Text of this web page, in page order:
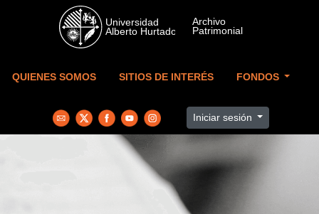
Skip to main content
QUIENES SOMOS SITIOS DE INTERÉS FONDOS
Iniciar sesión